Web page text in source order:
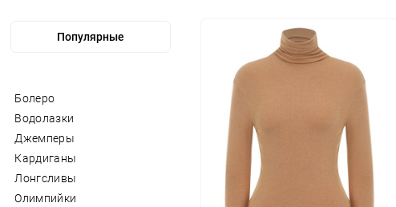
Болеро
Водолазки
Джемперы
Кардиганы
Лонгсливы
Олимпийки